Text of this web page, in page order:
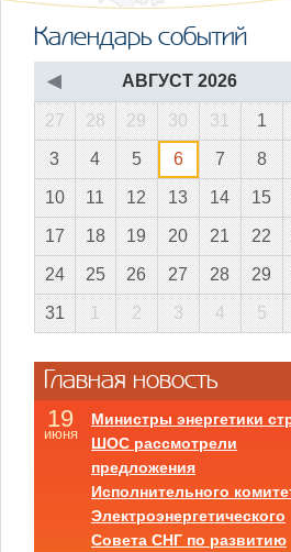
Календарь событий
◀ АВГУСТ 2026
27 28 29 30 31 1
3 4 5 6 7 8
10 11 12 13 14 15
17 18 19 20 21 22
24 25 26 27 28 29
31 1 2 3 4 5
Главная новость
19
июня
Министры энергетики
ШОС рассмотрели
предложения
Исполнительного
Электроэнергетического
Совета СНГ по развитию